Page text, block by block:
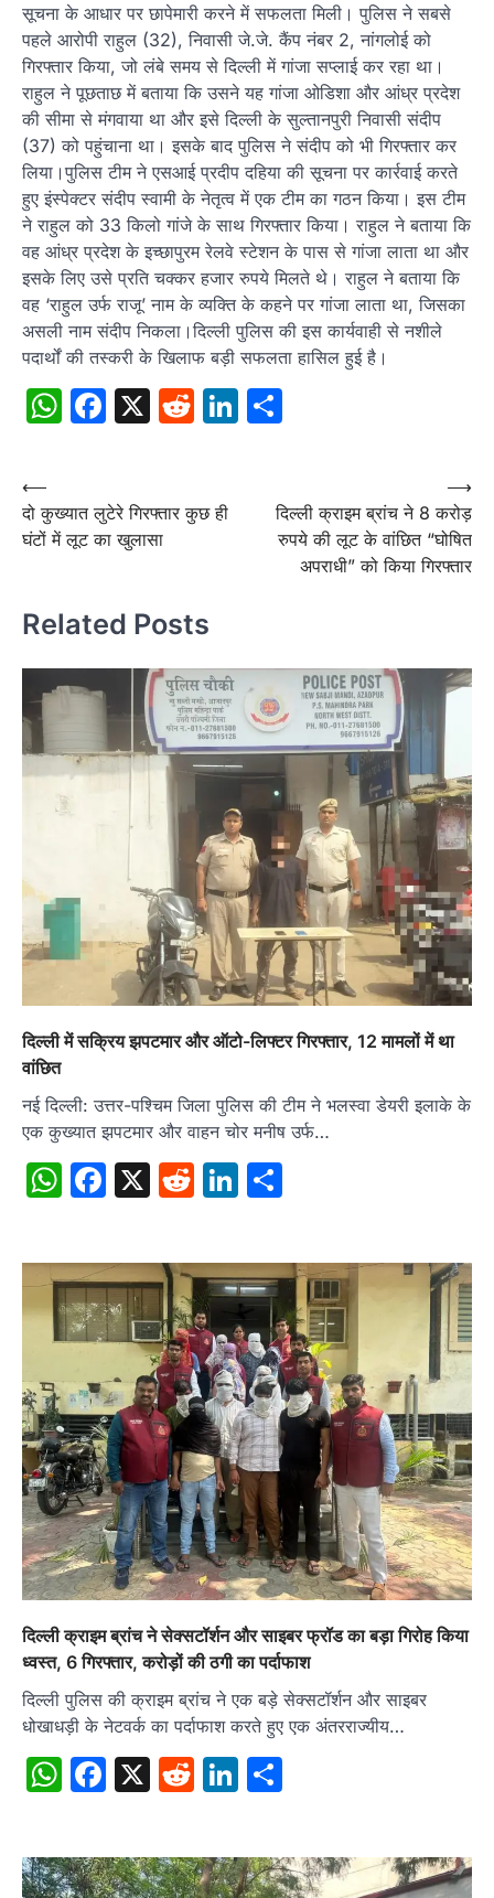
सूचना के आधार पर छापेमारी करने में सफलता मिली। पुलिस ने सबसे
पहले आरोपी राहुल (32), निवासी जे.जे. कैंप नंबर 2, नांगलोई को
गिरफ्तार किया, जो लंबे समय से दिल्ली में गांजा सप्लाई कर रहा था।
राहुल ने पूछताछ में बताया कि उसने यह गांजा ओडिशा और आंध्र प्रदेश
की सीमा से मंगवाया था और इसे दिल्ली के सुल्तानपुरी निवासी संदीप
(37) को पहुंचाना था। इसके बाद पुलिस ने संदीप को भी गिरफ्तार कर
लिया।पुलिस टीम ने एसआई प्रदीप दहिया की सूचना पर कार्रवाई करते
हुए इंस्पेक्टर संदीप स्वामी के नेतृत्व में एक टीम का गठन किया। इस टीम
ने राहुल को 33 किलो गांजे के साथ गिरफ्तार किया। राहुल ने बताया कि
वह आंध्र प्रदेश के इच्छापुरम रेलवे स्टेशन के पास से गांजा लाता था और
इसके लिए उसे प्रति चक्कर हजार रुपये मिलते थे। राहुल ने बताया कि
वह ‘राहुल उर्फ राजू’ नाम के व्यक्ति के कहने पर गांजा लाता था, जिसका
असली नाम संदीप निकला।दिल्ली पुलिस की इस कार्यवाही से नशीले
पदार्थों की तस्करी के खिलाफ बड़ी सफलता हासिल हुई है।
WhatsApp
Facebook
X RedditLinkedIn
Post
navigation
⟵
दो कुख्यात लुटेरे गिरफ्तार कुछ ही
घंटों में लूट का खुलासा
दिल्ली क्राइम ब्रांच ने 8 करोड़
रुपये की लूट के वांछित “घोषित
अपराधी” को किया गिरफ्तार
⟶
Related Posts
दिल्ली में सक्रिय झपटमार और ऑटो-लिफ्टर गिरफ्तार, 12 मामलों में था
वांछित
नई दिल्ली: उत्तर-पश्चिम जिला पुलिस की टीम ने भलस्वा डेयरी इलाके के
एक कुख्यात झपटमार और वाहन चोर मनीष उर्फ…
WhatsApp
Facebook
X RedditLinkedIn
दिल्ली क्राइम ब्रांच ने सेक्सटॉर्शन और साइबर फ्रॉड का बड़ा गिरोह किया
ध्वस्त, 6 गिरफ्तार, करोड़ों की ठगी का पर्दाफाश
दिल्ली पुलिस की क्राइम ब्रांच ने एक बड़े सेक्सटॉर्शन और साइबर
धोखाधड़ी के नेटवर्क का पर्दाफाश करते हुए एक अंतरराज्यीय…
WhatsApp
Facebook
X RedditLinkedIn